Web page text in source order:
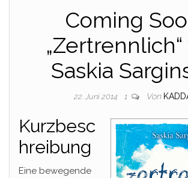
Coming
„Zertrennlich“
Saskia
22. Juni 2014 1 Von
Kurzbesc
hreibung
Eine bewegende